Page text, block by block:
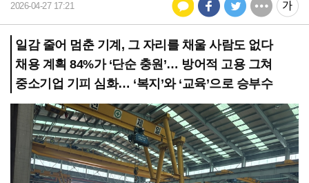
2026-04-27 17:21
일감 줄어 멈춘 기계, 그 자리를 채울 사람도 없다
채용 계획 84%가 ‘단순 충원’… 방어적 고용 그쳐
중소기업 기피 심화… ‘복지’와 ‘교육’으로 승부수